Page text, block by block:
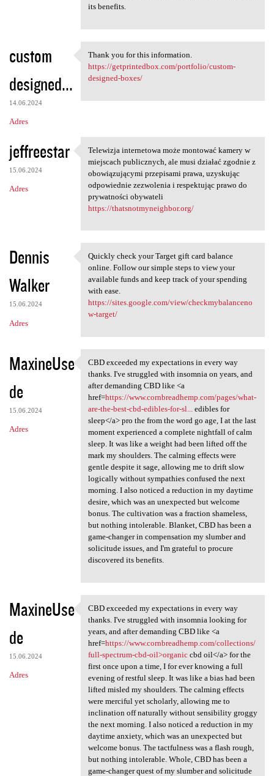
its benefits.
custom
designed...
14.06.2024
Adres
Thank you for this
Thank you for this information.
https://getprintedbox.com/portfolio/custom-
designed-boxes/
jeffreestar
15.06.2024
Adres
Telewizja internetowa może
Telewizja internetowa może montować kamery w
miejscach publicznych, ale musi działać zgodnie z
obowiązującymi przepisami prawa, uzyskując
odpowiednie zezwolenia i respektując prawo do
prywatności obywateli
https://thatsnotmyneighbor.org/
Dennis
Walker
15.06.2024
Adres
Quickly check your Target
Quickly check your Target gift card balance
online. Follow our simple steps to view your
available funds and keep track of your spending
with ease.
https://sites.google.com/view/checkmybalanceno
w-target/
MaxineUse
de
15.06.2024
Adres
CBD exceeded my expectations
CBD exceeded my expectations in every way
thanks. I've struggled with insomnia on years, and
after demanding CBD like <a
href=https://www.cornbreadhemp.com/pages/what-
are-the-best-cbd-edibles-for-sl...edibles for
sleep</a> pro the from the word go age, I at the last
moment experienced a complete nightfall of calm
sleep. It was like a weight had been lifted off the
mark my shoulders. The calming effects were
gentle despite it sage, allowing me to drift slow
logically without sympathies confused the next
morning. I also noticed a reduction in my daytime
desire, which was an unexpected but welcome
bonus. The cultivation was a fraction shameless,
but nothing intolerable. Blanket, CBD has been a
game-changer in compensation my slumber and
solicitude issues, and I'm grateful to procure
discovered its benefits.
MaxineUse
de
15.06.2024
Adres
CBD exceeded my expectations
CBD exceeded my expectations in every way
thanks. I've struggled with insomnia looking for
years, and after demanding CBD like <a
href=https://www.cornbreadhemp.com/collections/
full-spectrum-cbd-oil>organiccbd oil</a> for the
first once upon a time, I for ever knowing a full
evening of restful sleep. It was like a bias had been
lifted misled my shoulders. The calming effects
were merciful yet scholarly, allowing me to
inclination off naturally without sensibility groggy
the next morning. I also noticed a reduction in my
daytime anxiety, which was an unexpected but
welcome bonus. The tactfulness was a flash rough,
but nothing intolerable. Whole, CBD has been a
game-changer quest of my slumber and solicitude